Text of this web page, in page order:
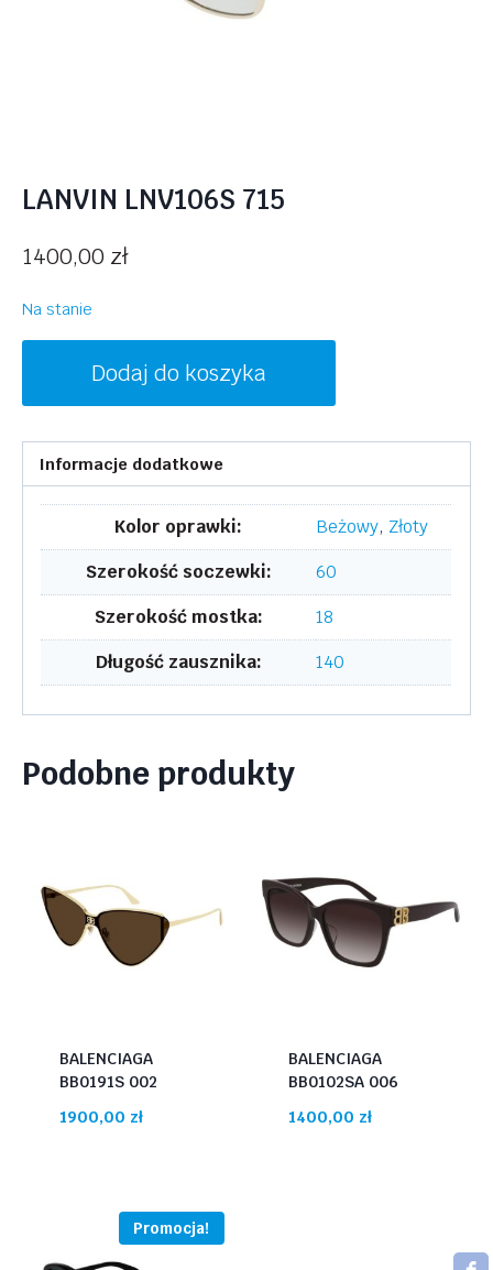
LANVIN LNV106S 715
1400,00 zł
Na stanie
LNV106S
715
Dodaj do koszyka
Informacje dodatkowe
Kolor oprawki: Beżowy, Złoty
Szerokość soczewki:
60
Szerokość mostka:
18
Długość zausznika:
140
Podobne produkty
BALENCIAGA
BB0191S 002
1900,00 zł
BALENCIAGA
BB0102SA 006
1400,00 zł
Promocja!